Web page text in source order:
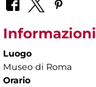
Informazioni
Luogo
Museo di Roma
Orario